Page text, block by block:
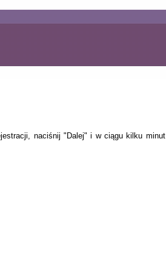
naciśnij "Dalej" i w ciągu kilku minut